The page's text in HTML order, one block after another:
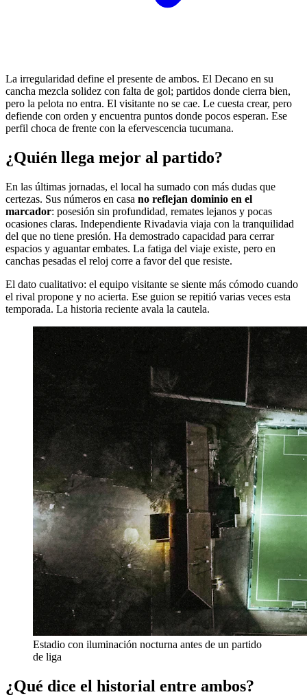
La irregularidad define el presente de ambos. El Decano en su
cancha mezcla solidez con falta de gol; partidos donde cierra bien,
pero la pelota no entra. El visitante no se cae. Le cuesta crear, pero
defiende con orden y encuentra puntos donde pocos esperan. Ese
perfil choca de frente con la efervescencia tucumana.
¿Quién llega mejor al partido?
En las últimas jornadas, el local ha sumado con más dudas que
certezas. Sus números en casa no reflejan dominio en el
marcador: posesión sin profundidad, remates lejanos y pocas
ocasiones claras. Independiente Rivadavia viaja con la tranquilidad
del que no tiene presión. Ha demostrado capacidad para cerrar
espacios y aguantar embates. La fatiga del viaje existe, pero en
canchas pesadas el reloj corre a favor del que resiste.
El dato cualitativo: el equipo visitante se siente más cómodo cuando
el rival propone y no acierta. Ese guion se repitió varias veces esta
temporada. La historia reciente avala la cautela.
Estadio con iluminación nocturna antes de un partido
de liga
¿Qué dice el historial entre ambos?